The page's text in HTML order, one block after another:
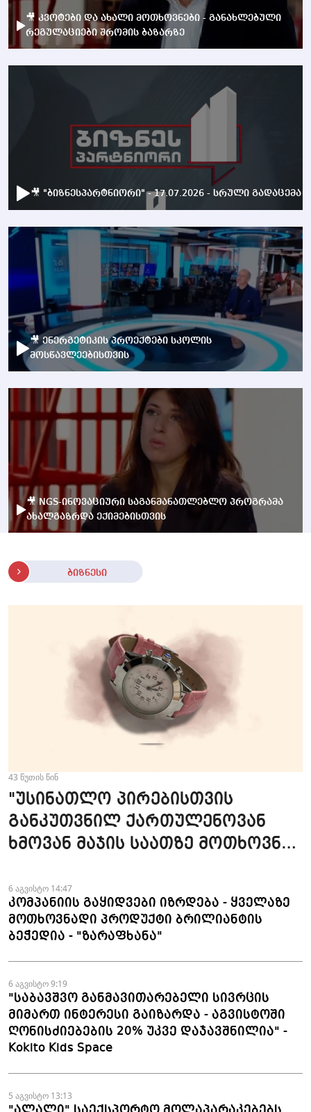
🎥 კვოტები და ახალი მოთხოვნები - განახლებული
რეგულაციები შრომის ბაზარზე
🎥 "ბიზნესპარტნიორი" - 17.07.2026 - სრული გადაცემა
🎥 ენერგეტიკის პროექტები სკოლის
მოსწავლეებისთვის
🎥 NGS-ინოვაციური საგანმანათლებლო პროგრამა
ახალგაზრდა ექიმებისთვის
ბიზნესი
43 წუთის წინ
"უსინათლო პირებისთვის
განკუთვნილ ქართულენოვან
ხმოვან მაჯის საათზე მოთხოვნა
6 აგვისტო 14:47
კომპანიის გაყიდვები იზრდება - ყველაზე
მოთხოვნადი პროდუქტი ბრილიანტის
ბეჭედია - "ზარაფხანა"
6 აგვისტო 9:19
"საბავშვო განმავითარებელი სივრცის
მიმართ ინტერესი გაიზარდა - აგვისტოში
ღონისძიებების 20% უკვე დაჯავშნილია" -
Kokito Kids Space
5 აგვისტო 13:13